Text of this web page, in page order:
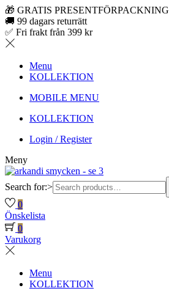
🎁 GRATIS PRESENTFÖRPACKNING
🚚 99 dagars returrätt
✅ Fri frakt från 399 kr
Menu
KOLLEKTION
MOBILE MENU
KOLLEKTION
Login / Register
Meny
Search for:>
0
Önskelista
0
Varukorg
Menu
KOLLEKTION